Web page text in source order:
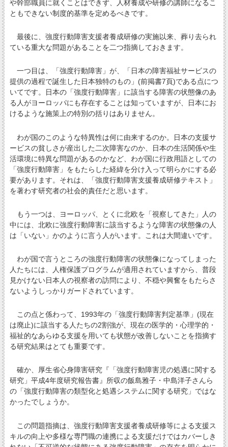
や幹部職員に就くことはできず、人材養成や研修の講師になるこ
ともできない制度的基準を定めるべきです。
最後に、強度行動障害支援者養成研修の実施以来、葬り去られ
ている重大な問題があることを二つ指摘しておきます。
一つ目は、「強度行動障害」が、「日本の障害福祉サービスの
提供の過程で誕生した日本独特のもの」(前掲書7頁)である点につ
いてです。日本の「強度行動障害」に該当する障害の状態像のあ
る人がヨーロッパにも存在することは知っていますが、日本にお
けるような施策上の特別の括りはありません。
わが国のこのような特異性は何に由来するのか。日本の支援サ
ービスの貧しさが産出した二次障害なのか、日本の生活関係や生
活環境に特異な問題があるのかなど、わが国に行政用語としての
「強度行動障害」をもたらした経緯を分け入って明らかにする必
要があります。それは、「強度行動障害支援養成研修テキスト」
を著わす研究者の社会的責任だと思います。
もう一つは、ヨーロッパ、とくに北欧を「視察してきた」人の
中には、北欧に強度行動障害に該当するような障害の状態像の人
は「いない」かのように言う人がいます。これは大間違いです。
わが国で言うところの強度行動障害の状態像になってしまった
人たちには、人権保護プログラムが適用されていますから、普段
見かけない日本人の視察者の訪問により、不穏や興奮をもたらさ
ないようしっかりガードされています。
この点と係わって、1993年の「強度行動障害判定基準」(現在
は廃止)に該当する人たちの2割強が、現在の医学的・心理学的・
福祉的なあらゆる支援を用いても状態が改善しないことを指摘す
る研究結果はとても重要です。
確か、厚生省心身障害研究『「強度行動障害児の処遇に関する
研究」平成4年度研究報告書』所収の飯島雅子・中島洋子さんら
の「強度行動障害の類型化と処遇システムに関する研究」ではな
かったでしょうか。
この問題指摘は、強度行動障害支援者養成研修等による支援ス
キルの向上や多様な専門職の連携による支援だけではカバーしき